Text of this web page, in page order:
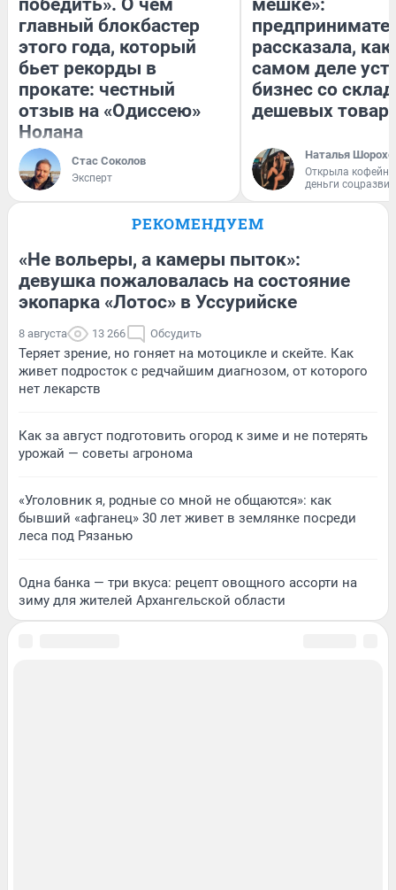
главный блокбастер
этого года, который
бьет рекорды в
прокате: честный
отзыв на «Одиссею»
Нолана
Стас Соколов
Эксперт
рассказала, как
самом деле
бизнес со
дешевых
Наталья
Открыла
деньги
РЕКОМЕНДУЕМ
«Не вольеры, а камеры пыток»:
девушка пожаловалась на состояние
экопарка «Лотос» в Уссурийске
8 августа 13 266 Обсудить
Теряет зрение, но гоняет на мотоцикле и скейте. Как
живет подросток с редчайшим диагнозом, от которого
нет лекарств
Как за август подготовить огород к зиме и не потерять
урожай — советы агронома
«Уголовник я, родные со мной не общаются»: как
бывший «афганец» 30 лет живет в землянке посреди
леса под Рязанью
Одна банка — три вкуса: рецепт овощного ассорти на
зиму для жителей Архангельской области